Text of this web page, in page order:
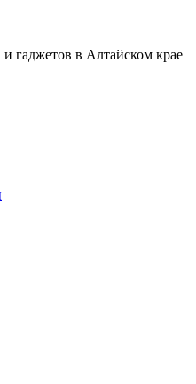
гаджетов в Алтайском крае